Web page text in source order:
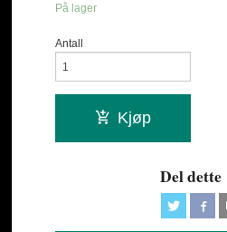
På lager
Antall
Kjøp
Del dette